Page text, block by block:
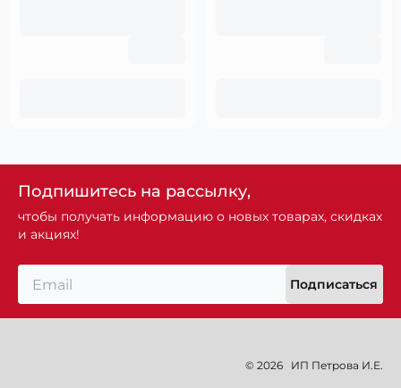
Подпишитесь на рассылку,
чтобы получать информацию о новых товарах, скидках
и акциях!
Подписаться
© 2026 ИП Петрова И.Е.